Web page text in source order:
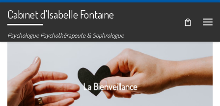
Passer au contenu
Cabinet d'Isabelle Fontaine
Psychologue Psychothérapeute & Sophrologue
La Bienveillance